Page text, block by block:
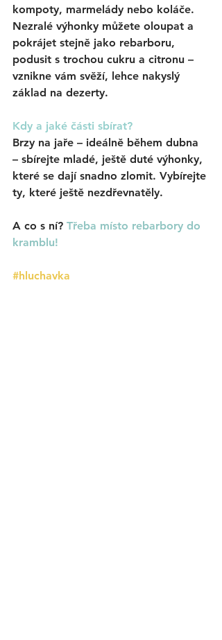
kompoty, marmelády nebo koláče.
Nezralé výhonky můžete oloupat a
pokrájet stejně jako rebarboru,
podusit s trochou cukru a citronu –
vznikne vám svěží, lehce nakyslý
základ na dezerty.
Kdy a jaké části sbírat?
Brzy na jaře – ideálně během dubna
– sbírejte mladé, ještě duté výhonky,
které se dají snadno zlomit. Vybírejte
ty, které ještě nezdřevnatěly.
A co s ní? Třeba místo rebarbory do
kramblu!
#hluchavka